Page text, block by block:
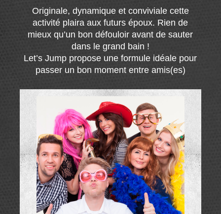
Originale, dynamique et conviviale cette
activité plaira aux futurs époux. Rien de
mieux qu’un bon défouloir avant de sauter
dans le grand bain !
Let’s Jump propose une formule idéale pour
passer un bon moment entre amis(es)